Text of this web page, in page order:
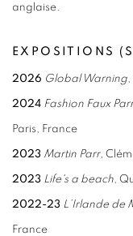
anglaise.
EXPOSITIONS
2026 Global Warning,
2024 Fashion Faux Parr
Paris, France
2023 Martin Parr,
2023 Life's a beach,
2022-23 L’Irlande de
France